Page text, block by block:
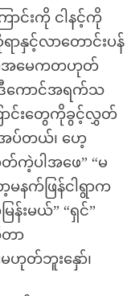
ာင်းကို ငါနင့်ကို
ာနှင့်လာတောင်းပန်
ပဲအမေကတဟုတ်
ဒီကောင်အရက်သ
ောင်းတွေကိုခွင့်လွှတ်
ါအပ်တယ်၊ ဟေ့
ကဲ့ပါအဖေ” “မ
နက်ဖြန်ငါရွာက
န်းမယ်” “ရှင်”
တာ
ဟုတ်ဘူးနှော်၊